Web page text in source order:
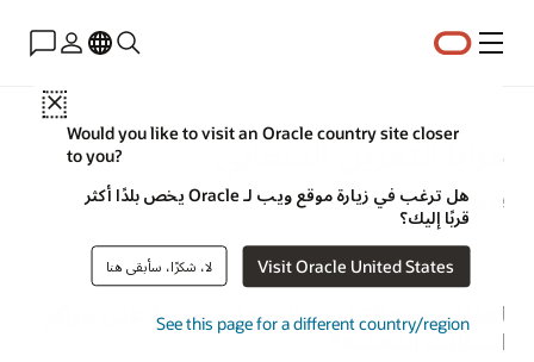
القائمة
Close
Would you like to visit an Oracle country site closer
to you?
هل ترغب في زيارة موقع ويب لـ Oracle يخص بلدًا أكثر
قربًا إليك؟
Visit Oracle United States لا، شكرًا، سأبقى هنا
See this page for a different country/region
مزايا التخزين السحابي
يونيو 17؜ 2022
لماذا يتمتع التخزين السحابي بميزة على مراكز
البيانات المحلية؟